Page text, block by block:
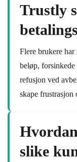
Trustly
Flere brukere
beløp, forsinkede
refusjon ved
skape frustrasjon
slike